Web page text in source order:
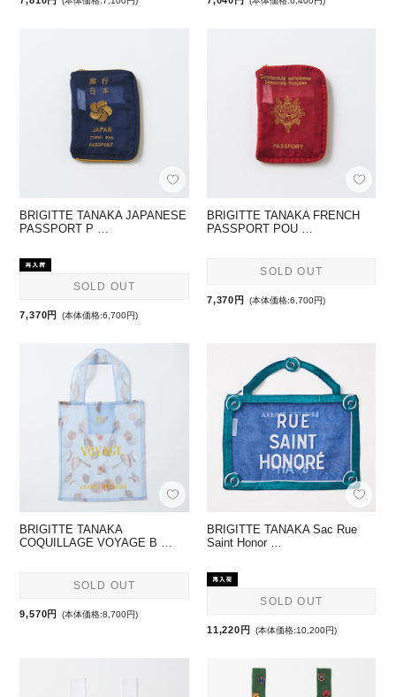
BRIGITTE TANAKA JAPANESE
PASSPORT P …
SOLD OUT
7,370円 (本体価格:6,700円)
BRIGITTE TANAKA FRENCH
PASSPORT POU …
SOLD OUT
7,370円 (本体価格:6,700円)
BRIGITTE TANAKA
COQUILLAGE VOYAGE B …
SOLD OUT
9,570円 (本体価格:8,700円)
BRIGITTE TANAKA Sac Rue
Saint Honor …
SOLD OUT
11,220円 (本体価格:10,200円)